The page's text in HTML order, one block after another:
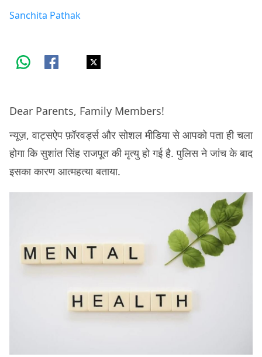
Sanchita Pathak
Dear Parents, Family Members!
न्यूज़, वाट्सऐप फ़ॉरवर्ड्स और सोशल मीडिया से आपको पता ही चला
होगा कि सुशांत सिंह राजपूत की मृत्यु हो गई है. पुलिस ने जांच के बाद
इसका कारण आत्महत्या बताया.